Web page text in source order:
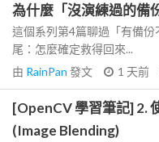
為什麼「沒演練過的備
這個系列第4篇聊過「有備
尾：怎麼確定救得回來...
由 RainPan 發文 1 天前
[OpenCV 學習筆記] 2.
(Image Blending)